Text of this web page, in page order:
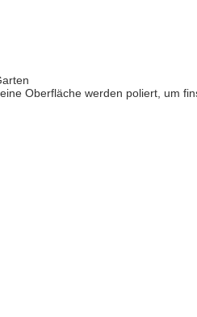
Oberfläche werden poliert, um